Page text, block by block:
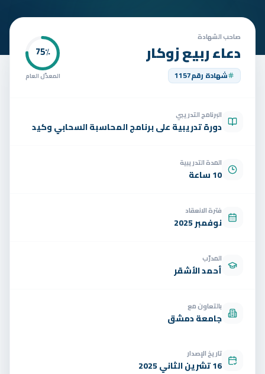
الأمان
تواصل
الوظائف
صاحب الشهادة
دعاء ربيع زوكار
شهادة رقم1157
75٪
المعدّل العام
البرنامج التدريبي
دورة تدريبية على برنامج المحاسبة السحابي وكيد
المدة التدريبية
10 ساعة
فترة الانعقاد
نوفمبر 2025
المدرّب
أحمد الأشقر
بالتعاون مع
جامعة دمشق
تاريخ الإصدار
16 تشرين الثاني 2025